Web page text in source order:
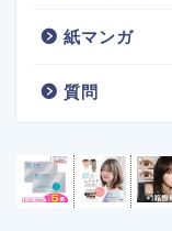
紙マンガ
質問